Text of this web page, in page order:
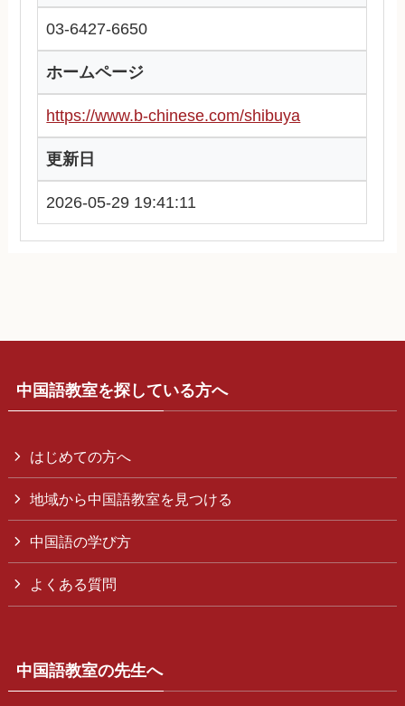
03-6427-6650
ホームページ
https://www.b-chinese.com/shibuya
更新日
2026-05-29 19:41:11
中国語教室を探している方へ
はじめての方へ
地域から中国語教室を見つける
中国語の学び方
よくある質問
中国語教室の先生へ